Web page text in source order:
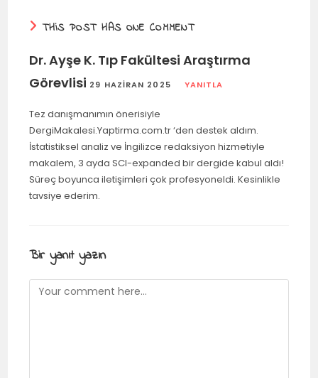
THIS POST HAS ONE COMMENT
Dr. Ayşe K. Tıp Fakültesi Araştırma
Görevlisi 29 HAZIRAN 2025 YANITLA
Tez danışmanımın önerisiyle
DergiMakalesi.Yaptirma.com.tr ‘den destek aldım.
İstatistiksel analiz ve İngilizce redaksiyon hizmetiyle
makalem, 3 ayda SCI-expanded bir dergide kabul aldı!
Süreç boyunca iletişimleri çok profesyoneldi. Kesinlikle
tavsiye ederim.
Bir yanıt yazın